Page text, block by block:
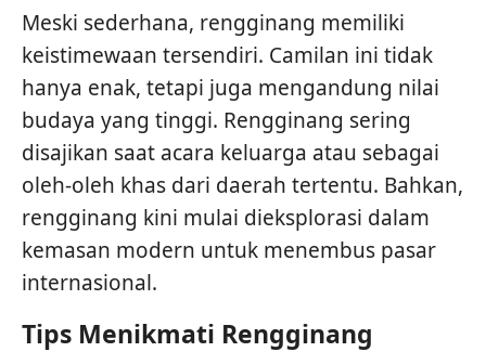
Meski sederhana, rengginang memiliki
keistimewaan tersendiri. Camilan ini tidak
hanya enak, tetapi juga mengandung nilai
budaya yang tinggi. Rengginang sering
disajikan saat acara keluarga atau sebagai
oleh-oleh khas dari daerah tertentu. Bahkan,
rengginang kini mulai dieksplorasi dalam
kemasan modern untuk menembus pasar
internasional.
Tips Menikmati Rengginang